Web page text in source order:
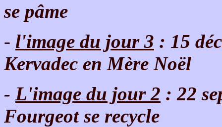
se pâme
- l'image du jour 3 : 15
Kervadec en Mère Noël
- L'image du jour 2 : 22
Fourgeot se recycle